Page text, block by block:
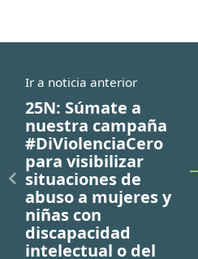
Ir a noticia anterior
25N: Súmate a
nuestra campaña
#DiViolenciaCero
para visibilizar
situaciones de
abuso a mujeres y
niñas con
discapacidad
intelectual o del